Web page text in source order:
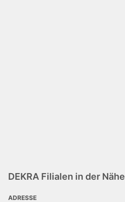
DEKRA Filialen in der Nähe
ADRESSE